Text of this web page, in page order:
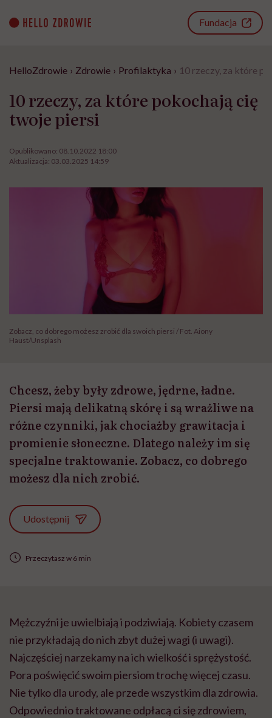
content
Fundacja
HelloZdrowie › Zdrowie › Profilaktyka › 10 rzeczy, za które
10 rzeczy, za które pokochają cię
twoje piersi
Opublikowano: 08.10.2022 18:00
Aktualizacja: 03.03.2025 14:59
Zobacz, co dobrego możesz zrobić dla swoich piersi / Fot. Aiony
Haust/Unsplash
Chcesz, żeby były zdrowe, jędrne, ładne.
Piersi mają delikatną skórę i są wrażliwe na
różne czynniki, jak chociażby grawitacja i
promienie słoneczne. Dlatego należy im się
specjalne traktowanie. Zobacz, co dobrego
możesz dla nich zrobić.
Udostępnij
Przeczytasz w 6 min
Mężczyźni je uwielbiają i podziwiają. Kobiety czasem
nie przykładają do nich zbyt dużej wagi (i uwagi).
Najczęściej narzekamy na ich wielkość i sprężystość.
Pora poświęcić swoim piersiom trochę więcej czasu.
Nie tylko dla urody, ale przede wszystkim dla zdrowia.
Odpowiednio traktowane odpłacą ci się zdrowiem,